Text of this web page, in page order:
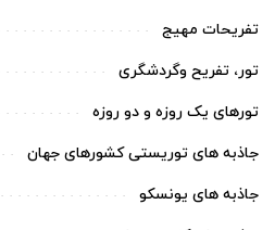
تفریحات مهیج
تور، تفریح وگردشگری
تورهای یک روزه و دو روزه
جاذبه های توریستی کشورهای جهان
جاذبه های یونسکو